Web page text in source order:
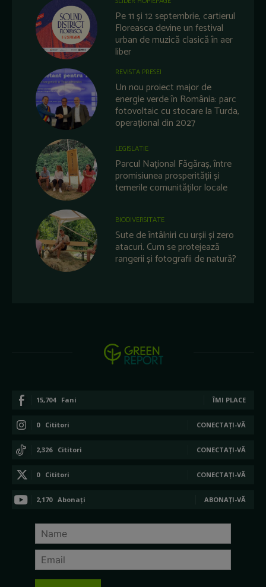
Pe 11 și 12 septembrie, cartierul
Floreasca devine un festival
urban de muzică clasică în aer
liber
REVISTA PRESEI
Un nou proiect major de
energie verde în România: parc
fotovoltaic cu stocare la Turda,
operațional din 2027
LEGISLATIE
Parcul Național Făgăraș, între
promisiunea prosperității și
temerile comunităților locale
BIODIVERSITATE
Sute de întâlniri cu urșii și zero
atacuri. Cum se protejează
rangerii și fotografii de natură?
15,704 Fani ÎMI PLACE
0 Cititori CONECTAȚI-VĂ
2,326 Cititori CONECTAȚI-VĂ
0 Cititori CONECTAȚI-VĂ
2,170 Abonați ABONAȚI-VĂ